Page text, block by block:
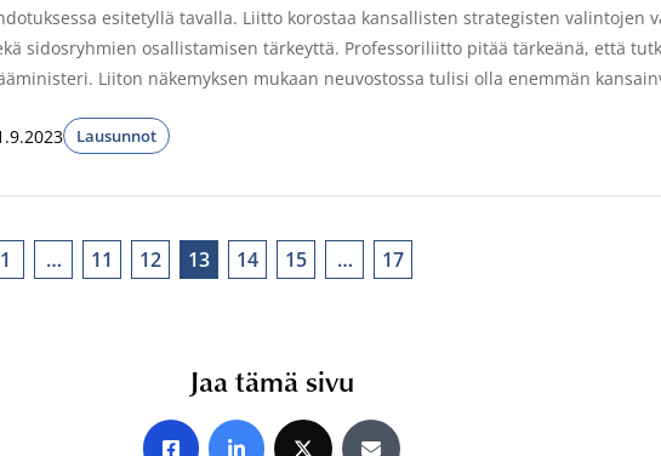
esitetyllä tavalla. Liitto korostaa kansallisten strategisten valintojen
sidosryhmien osallistamisen tärkeyttä. Professoriliitto pitää tärkeänä, että
Liiton näkemyksen mukaan neuvostossa tulisi olla enemmän
Lausunnot
1 … 11 12 13 14 15 … 17
Jaa tämä sivu